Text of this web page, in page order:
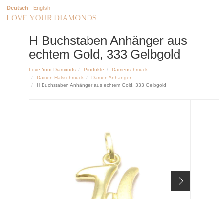
Deutsch English
H Buchstaben Anhänger aus
echtem Gold, 333 Gelbgold
Love Your Diamonds Produkte
Damenschmuck
Damen Halsschmuck
Damen Anhänger
H Buchstaben Anhänger aus echtem Gold, 333 Gelbgold